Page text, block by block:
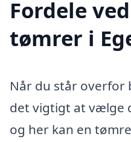
Fordele
tømrer i
Når du står overfor
det vigtigt at vælge
og her kan en